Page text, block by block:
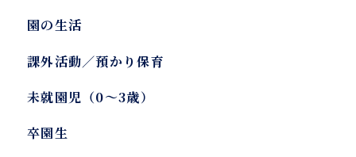
園の生活
課外活動／預かり保育
未就園児（0～3歳）
卒園生